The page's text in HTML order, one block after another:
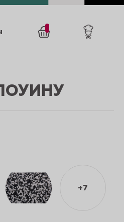
+7